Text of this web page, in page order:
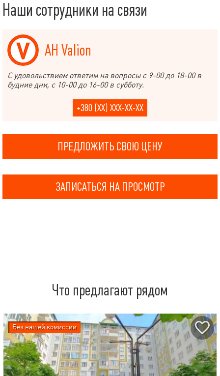
Наши сотрудники на связи
АН Valion
С удовольствием ответим на вопросы с 9-00 до 18-00 в
будние дни, с 10-00 до 16-00 в субботу.
+380 (XX) XXX-XX-XX
ПРЕДЛОЖИТЬ СВОЮ ЦЕНУ
ЗАПИСАТЬСЯ НА ПРОСМОТР
Что предлагают рядом
Без нашей комиссии